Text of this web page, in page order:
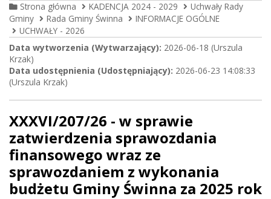
Strona główna KADENCJA 2024 - 2029
Uchwały Rady
Gminy
Rada Gminy Świnna
INFORMACJE OGÓLNE
UCHWAŁY - 2026
Data wytworzenia (Wytwarzający): 2026-06-18 (Urszula
Krzak)
Data udostępnienia (Udostępniający): 2026-06-23 14:08:33
(Urszula Krzak)
XXXVI/207/26 - w sprawie
zatwierdzenia sprawozdania
finansowego wraz ze
sprawozdaniem z wykonania
budżetu Gminy Świnna za 2025 rok